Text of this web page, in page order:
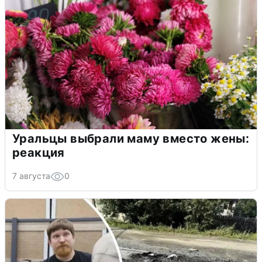
Уральцы выбрали маму вместо жены:
реакция
7 августа 0